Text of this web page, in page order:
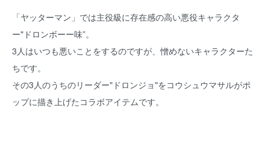
「ヤッターマン」では主役級に存在感の高い悪役キャラクタ
ー"ドロンボーー味”。
3人はいつも悪いことをするのですが、憎めないキャラクターた
ちです。
その3人のうちのリーダー"ドロンジョ"をコウシュウマサルがポ
ップに描き上げたコラボアイテムです。